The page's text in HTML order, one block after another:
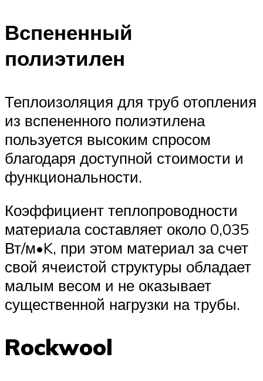
Вспененный
полиэтилен
Теплоизоляция для труб отопления
из вспененного полиэтилена
пользуется высоким спросом
благодаря доступной стоимости и
функциональности.
Коэффициент теплопроводности
материала составляет около 0,035
Вт/м•K, при этом материал за счет
свой ячеистой структуры обладает
малым весом и не оказывает
существенной нагрузки на трубы.
Rockwool